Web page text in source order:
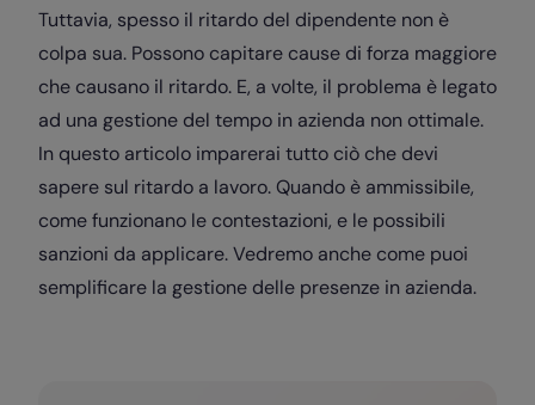
Tuttavia, spesso il ritardo del dipendente non è
colpa sua. Possono capitare cause di forza maggiore
che causano il ritardo. E, a volte, il problema è legato
ad una gestione del tempo in azienda non ottimale.
In questo articolo imparerai tutto ciò che devi
sapere sul ritardo a lavoro. Quando è ammissibile,
come funzionano le contestazioni, e le possibili
sanzioni da applicare. Vedremo anche come puoi
semplificare la gestione delle presenze in azienda.